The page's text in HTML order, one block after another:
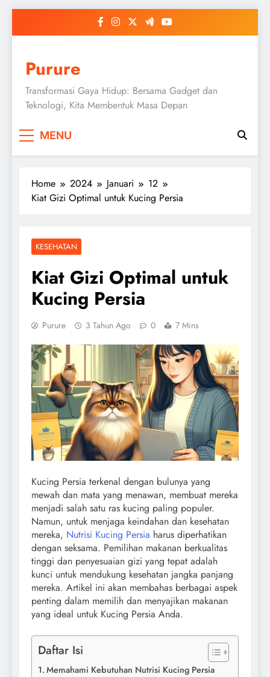
Purure
Transformasi Gaya Hidup: Bersama Gadget dan
Teknologi, Kita Membentuk Masa Depan
MENU
Home 2024 Januari
12
Kiat Gizi Optimal untuk Kucing Persia
KESEHATAN
Kiat Gizi Optimal untuk
Kucing Persia
Purure 3 Tahun Ago 0 7 Mins
Kucing Persia terkenal dengan bulunya yang
mewah dan mata yang menawan, membuat mereka
menjadi salah satu ras kucing paling populer.
Namun, untuk menjaga keindahan dan kesehatan
mereka, Nutrisi Kucing Persia harus diperhatikan
dengan seksama. Pemilihan makanan berkualitas
tinggi dan penyesuaian gizi yang tepat adalah
kunci untuk mendukung kesehatan jangka panjang
mereka. Artikel ini akan membahas berbagai aspek
penting dalam memilih dan menyajikan makanan
yang ideal untuk Kucing Persia Anda.
Daftar Isi
Memahami Kebutuhan Nutrisi Kucing Persia